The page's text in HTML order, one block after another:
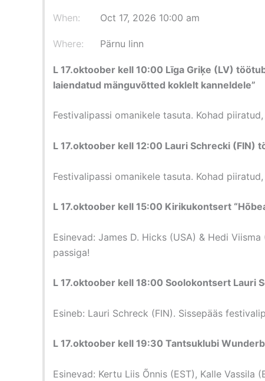
When: Oct 17, 2026 10:00 am
Where: Pärnu linn
L 17.oktoober kell 10:00 Līga Griķe (LV)
laiendatud mänguvõtted koklelt kanneldele”
Festivalipassi omanikele tasuta. Kohad
L 17.oktoober kell 12:00 Lauri Schrecki (FIN)
Festivalipassi omanikele tasuta. Kohad
L 17.oktoober kell 15:00 Kirikukontsert
Esinevad: James D. Hicks (USA) & Hedi
passiga!
L 17.oktoober kell 18:00 Soolokontsert Lauri
Esineb: Lauri Schreck (FIN). Sissepääs
L 17.oktoober kell 19:30 Tantsuklubi
Esinevad: Kertu Liis Õnnis (EST), Kalle Vassila